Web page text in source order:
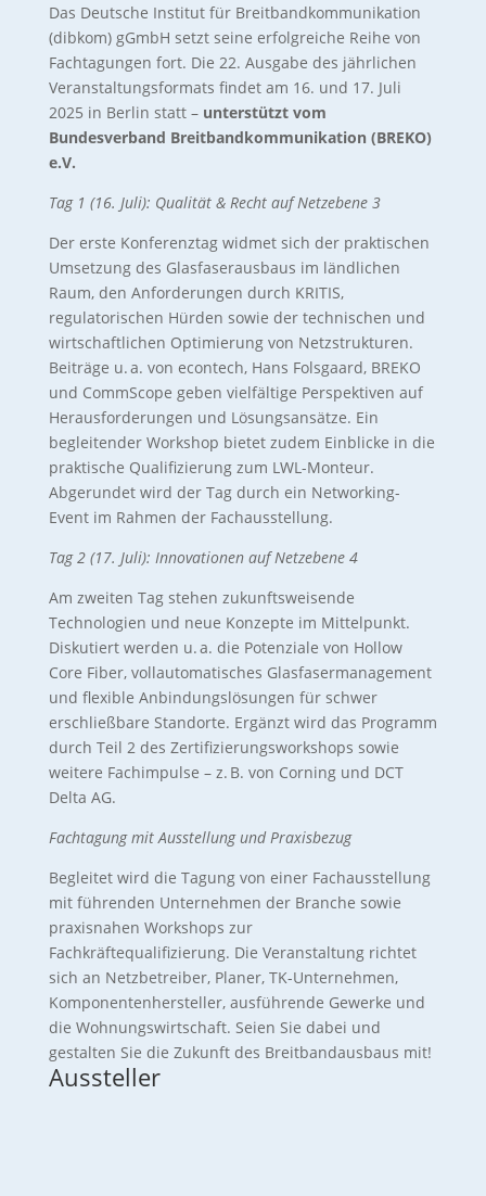
Das Deutsche Institut für Breitbandkommunikation
(dibkom) gGmbH setzt seine erfolgreiche Reihe von
Fachtagungen fort. Die 22. Ausgabe des jährlichen
Veranstaltungsformats findet am 16. und 17. Juli
2025 in Berlin statt – unterstützt vom
Bundesverband Breitbandkommunikation (BREKO)
e.V.
Tag 1 (16. Juli): Qualität & Recht auf Netzebene 3
Der erste Konferenztag widmet sich der praktischen
Umsetzung des Glasfaserausbaus im ländlichen
Raum, den Anforderungen durch KRITIS,
regulatorischen Hürden sowie der technischen und
wirtschaftlichen Optimierung von Netzstrukturen.
Beiträge u. a. von econtech, Hans Folsgaard, BREKO
und CommScope geben vielfältige Perspektiven auf
Herausforderungen und Lösungsansätze. Ein
begleitender Workshop bietet zudem Einblicke in die
praktische Qualifizierung zum LWL-Monteur.
Abgerundet wird der Tag durch ein Networking-
Event im Rahmen der Fachausstellung.
Tag 2 (17. Juli): Innovationen auf Netzebene 4
Am zweiten Tag stehen zukunftsweisende
Technologien und neue Konzepte im Mittelpunkt.
Diskutiert werden u. a. die Potenziale von Hollow
Core Fiber, vollautomatisches Glasfasermanagement
und flexible Anbindungslösungen für schwer
erschließbare Standorte. Ergänzt wird das Programm
durch Teil 2 des Zertifizierungsworkshops sowie
weitere Fachimpulse – z. B. von Corning und DCT
Delta AG.
Fachtagung mit Ausstellung und Praxisbezug
Begleitet wird die Tagung von einer Fachausstellung
mit führenden Unternehmen der Branche sowie
praxisnahen Workshops zur
Fachkräftequalifizierung. Die Veranstaltung richtet
sich an Netzbetreiber, Planer, TK-Unternehmen,
Komponentenhersteller, ausführende Gewerke und
die Wohnungswirtschaft. Seien Sie dabei und
gestalten Sie die Zukunft des Breitbandausbaus mit!
Aussteller